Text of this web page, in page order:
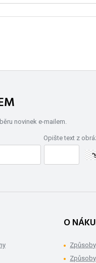
novinek e-mailem.
Opište text z
O